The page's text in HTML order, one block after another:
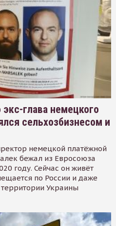
глава немецкого
сельхозбизнесом и
немецкой платёжной
бежал из Евросоюза
году. Сейчас он живёт
по России и даже
Украины